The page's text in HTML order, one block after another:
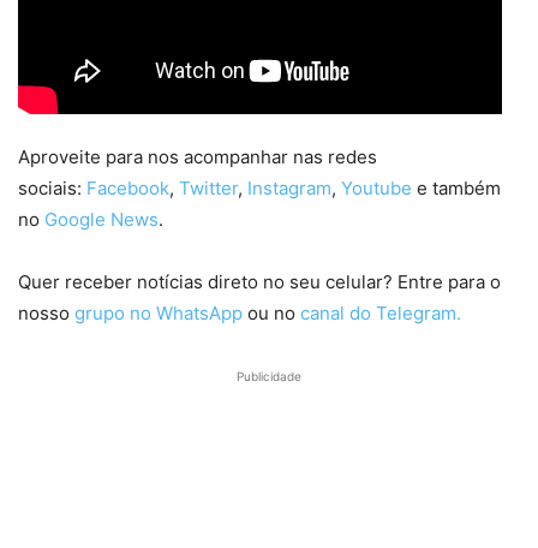
Aproveite para nos acompanhar nas redes
sociais: Facebook, Twitter, Instagram, Youtube e também
no Google News.
Quer receber notícias direto no seu celular? Entre para o
nosso grupo no WhatsApp ou no canal do Telegram.
Publicidade